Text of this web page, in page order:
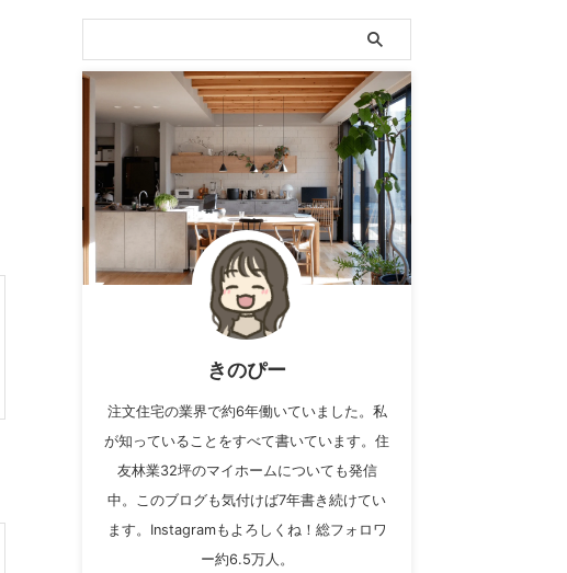
きのぴー
注文住宅の業界で約6年働いていました。私
が知っていることをすべて書いています。住
友林業32坪のマイホームについても発信
中。このブログも気付けば7年書き続けてい
ます。Instagramもよろしくね！総フォロワ
ー約6.5万人。